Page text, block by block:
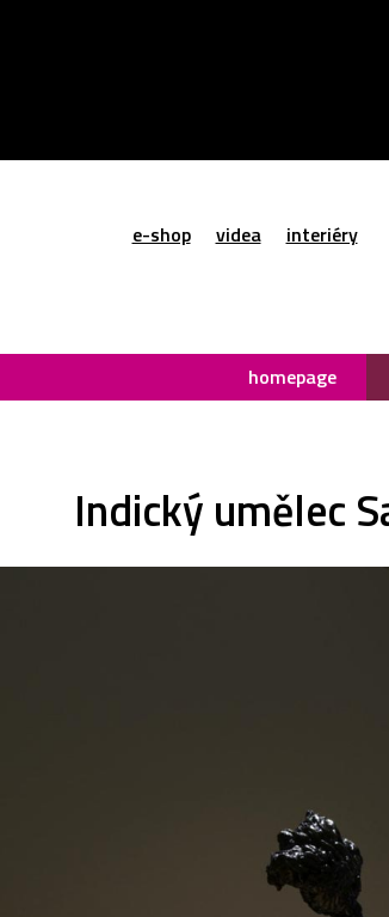
e-shop videa interiéry
homepage
Indický umělec